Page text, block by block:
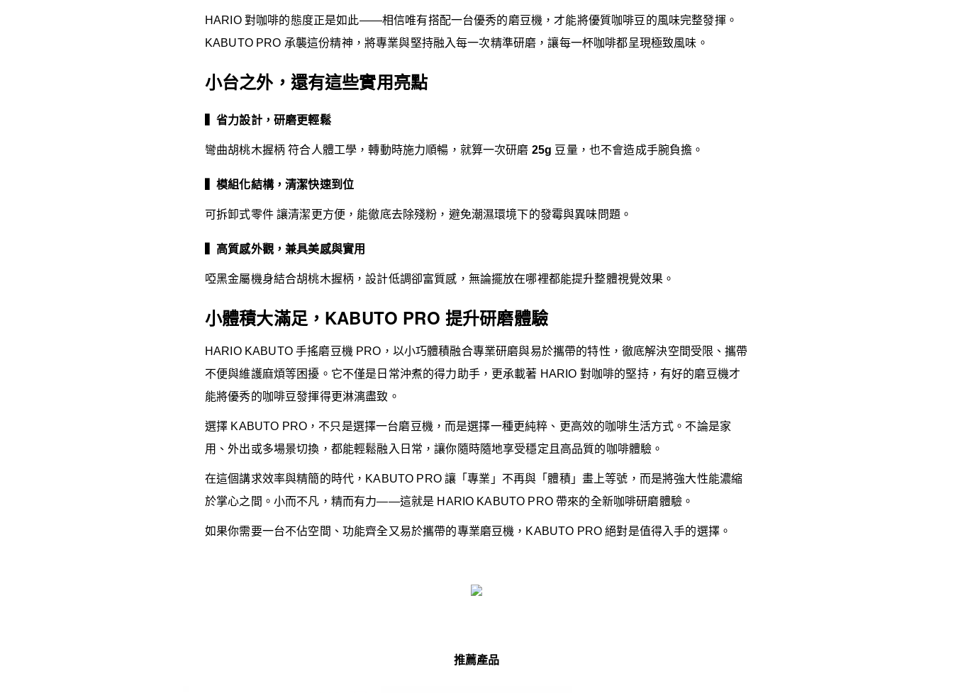
HARIO 對咖啡的態度正是如此——相信唯有搭配一台優秀的磨豆機，才能將優質咖啡豆的風味完整發揮。
KABUTO PRO 承襲這份精神，將專業與堅持融入每一次精準研磨，讓每一杯咖啡都呈現極致風味。
小台之外，還有這些實用亮點
▍省力設計，研磨更輕鬆
彎曲胡桃木握柄 符合人體工學，轉動時施力順暢，就算一次研磨 25g 豆量，也不會造成手腕負擔。
▍模組化結構，清潔快速到位
可拆卸式零件 讓清潔更方便，能徹底去除殘粉，避免潮濕環境下的發霉與異味問題。
▍高質感外觀，兼具美感與實用
啞黑金屬機身結合胡桃木握柄，設計低調卻富質感，無論擺放在哪裡都能提升整體視覺效果。
小體積大滿足，KABUTO PRO 提升研磨體驗
HARIO KABUTO 手搖磨豆機 PRO，以小巧體積融合專業研磨與易於攜帶的特性，徹底解決空間受限、攜帶
不便與維護麻煩等困擾。它不僅是日常沖煮的得力助手，更承載著 HARIO 對咖啡的堅持，有好的磨豆機才
能將優秀的咖啡豆發揮得更淋漓盡致。
選擇 KABUTO PRO，不只是選擇一台磨豆機，而是選擇一種更純粹、更高效的咖啡生活方式。不論是家
用、外出或多場景切換，都能輕鬆融入日常，讓你隨時隨地享受穩定且高品質的咖啡體驗。
在這個講求效率與精簡的時代，KABUTO PRO 讓「專業」不再與「體積」畫上等號，而是將強大性能濃縮
於掌心之間。小而不凡，精而有力——這就是 HARIO KABUTO PRO 帶來的全新咖啡研磨體驗。
如果你需要一台不佔空間、功能齊全又易於攜帶的專業磨豆機，KABUTO PRO 絕對是值得入手的選擇。
推薦產品